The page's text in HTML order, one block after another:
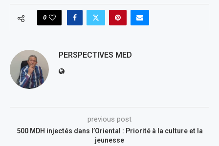
0
PERSPECTIVES MED
previous post
500 MDH injectés dans l’Oriental : Priorité à la culture et la
jeunesse